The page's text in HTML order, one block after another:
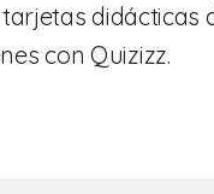
didácticas
con Quizizz.